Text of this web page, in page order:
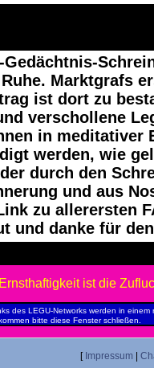
Marktgrafs
ist dort zu
verschollene
in meditativer
werden, wie
durch den
und aus
zu allerersten
und danke für
Ernsthaftigkeit ist die
des LEGU-Networks werden in
bitte diese Fenster schließen.
[ Impressum